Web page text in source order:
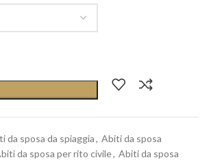
da sposa da spiaggia, Abiti da sposa
da sposa per rito civile, Abiti da sposa